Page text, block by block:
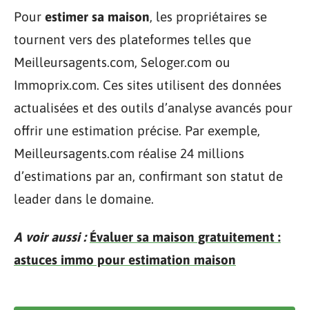
Pour estimer sa maison, les propriétaires se
tournent vers des plateformes telles que
Meilleursagents.com, Seloger.com ou
Immoprix.com. Ces sites utilisent des données
actualisées et des outils d’analyse avancés pour
offrir une estimation précise. Par exemple,
Meilleursagents.com réalise 24 millions
d’estimations par an, confirmant son statut de
leader dans le domaine.
A voir aussi : Évaluer sa maison gratuitement :
astuces immo pour estimation maison